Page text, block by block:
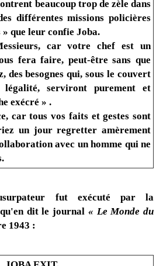
beaucoup trop de zèle dans
différentes missions policières
» que leur confie Joba.
car votre chef est un
fera faire, peut-être sans que
des besognes qui, sous le couvert
serviront purement et
exécré » .
car tous vos faits et gestes sont
un jour regretter amèrement
avec un homme qui ne
fut exécuté par la
qu'en dit le journal « Le Monde du
1943 :